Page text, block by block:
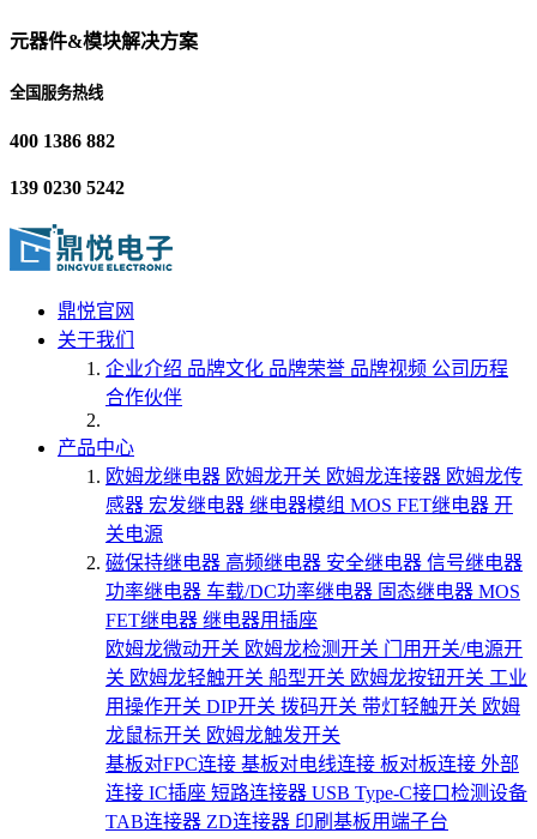
元器件&模块解决方案
全国服务热线
400 1386 882
139 0230 5242
鼎悦官网
关于我们
企业介绍 品牌文化 品牌荣誉 品牌视频 公司历程
合作伙伴
产品中心
欧姆龙继电器 欧姆龙开关 欧姆龙连接器 欧姆龙传
感器 宏发继电器 继电器模组 MOS FET继电器 开
关电源
磁保持继电器 高频继电器 安全继电器 信号继电器
功率继电器 车载/DC功率继电器 固态继电器 MOS
FET继电器 继电器用插座
欧姆龙微动开关 欧姆龙检测开关 门用开关/电源开
关 欧姆龙轻触开关 船型开关 欧姆龙按钮开关 工业
用操作开关 DIP开关 拨码开关 带灯轻触开关 欧姆
龙鼠标开关 欧姆龙触发开关
基板对FPC连接 基板对电线连接 板对板连接 外部
连接 IC插座 短路连接器 USB Type-C接口检测设备
TAB连接器 ZD连接器 印刷基板用端子台